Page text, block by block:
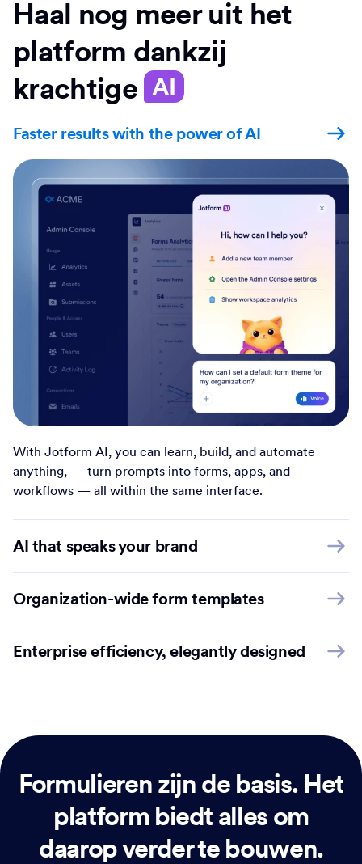
Haal nog meer uit het
platform dankzij
krachtige AI
Faster results with the power of AI
With Jotform AI, you can learn, build, and automate
anything, — turn prompts into forms, apps, and
workflows — all within the same interface.
AI that speaks your brand
Organization-wide form templates
Enterprise efficiency, elegantly designed
Formulieren zijn de basis.Het
platform biedt alles om
daarop verder te bouwen.